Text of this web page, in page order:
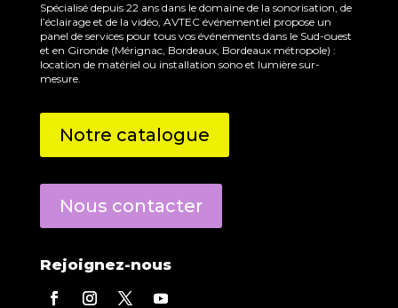
Spécialisé depuis 22 ans dans le domaine de la sonorisation, de
l’éclairage et de la vidéo, AVTEC événementiel propose un
panel de services pour tous vos événements dans le Sud-ouest
et en Gironde (Mérignac, Bordeaux, Bordeaux métropole) :
location de matériel ou installation sono et lumière sur-
mesure.
Notre catalogue
Nous contacter
Rejoignez-nous